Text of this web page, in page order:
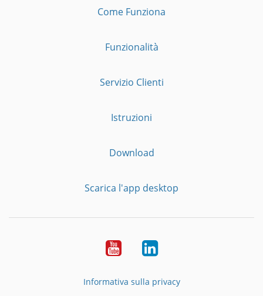
Come Funziona
Funzionalità
Servizio Clienti
Istruzioni
Download
Scarica l'app desktop
YouTubeLinkedIn
Informativa sulla privacy